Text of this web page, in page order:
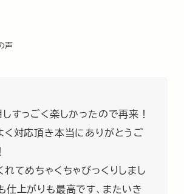
声
すっごく楽しかったので再来！
く対応頂き本当にありがとうご
てめちゃくちゃびっくりしまし
仕上がりも最高です、またいき